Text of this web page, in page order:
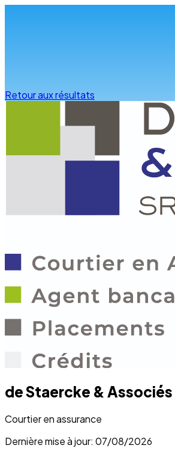
Retour aux résultats
de Staercke & Associés
Courtier en assurance
Dernière mise à jour: 07/08/2026